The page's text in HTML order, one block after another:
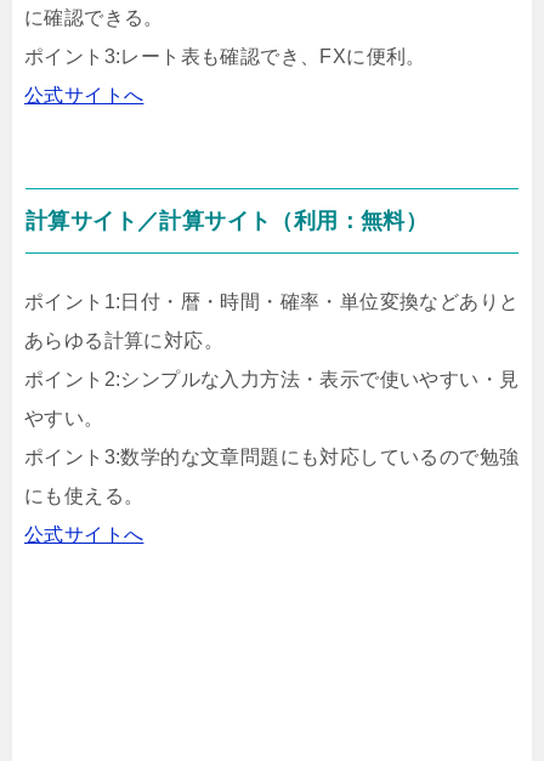
に確認できる。
ポイント3:レート表も確認でき、FXに便利。
公式サイトへ
計算サイト／計算サイト（利用：無料）
ポイント1:日付・暦・時間・確率・単位変換などありと
あらゆる計算に対応。
ポイント2:シンプルな入力方法・表示で使いやすい・見
やすい。
ポイント3:数学的な文章問題にも対応しているので勉強
にも使える。
公式サイトへ